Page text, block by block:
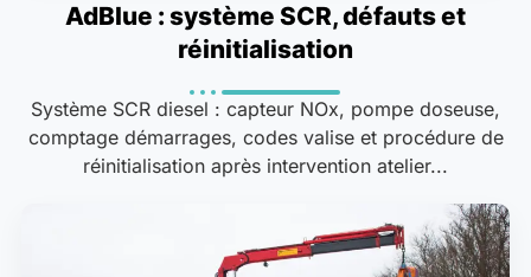
AdBlue : système SCR, défauts et
réinitialisation
Système SCR diesel : capteur NOx, pompe doseuse,
comptage démarrages, codes valise et procédure de
réinitialisation après intervention atelier...